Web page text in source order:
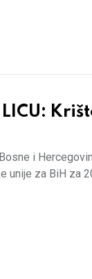
LICU:
i
unije za BiH za